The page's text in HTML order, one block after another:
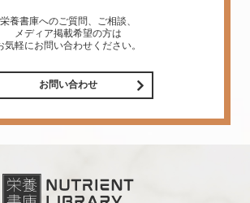
栄養書庫へのご質問、ご相談、
メディア掲載希望の方は
気軽にお問い合わせください。
お問い合わせ